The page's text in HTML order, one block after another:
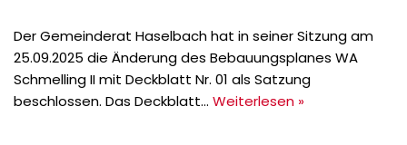
Der Gemeinderat Haselbach hat in seiner Sitzung am
25.09.2025 die Änderung des Bebauungsplanes WA
Schmelling II mit Deckblatt Nr. 01 als Satzung
beschlossen. Das Deckblatt… Weiterlesen »